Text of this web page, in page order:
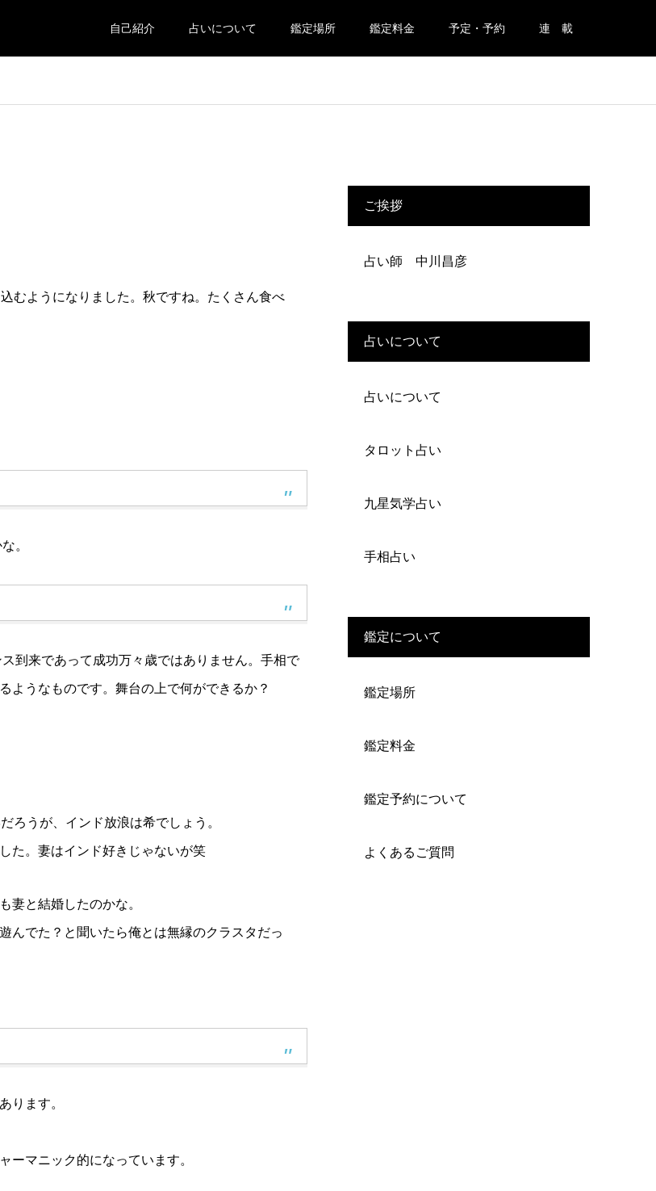
自己紹介 占いについて 鑑定場所 鑑定料金 予定・予約 連 載
むようになりました。秋ですね。たくさん食べ
。
到来であって成功万々歳ではありません。手相で
ようなものです。舞台の上で何ができるか？
ろうが、インド放浪は希でしょう。
た。妻はインド好きじゃないが笑
妻と結婚したのかな。
んでた？と聞いたら俺とは無縁のクラスタだっ
ります。
ーマニック的になっています。
ご挨拶
占い師 中川昌彦
占いについて
占いについて
タロット占い
九星気学占い
手相占い
鑑定について
鑑定場所
鑑定料金
鑑定予約について
よくあるご質問